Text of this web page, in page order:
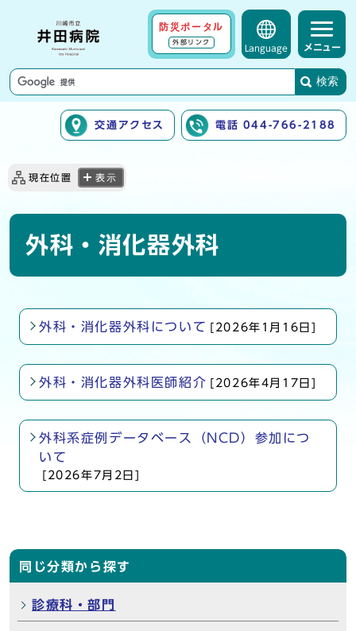
防災ポータル
外部リンク
Language メニュー
検索
交通アクセス 電話 044-766-2188
現在位置 表示
外科・消化器外科
外科・消化器外科について [2026年1月16日]
外科・消化器外科医師紹介 [2026年4月17日]
外科系症例データベース（NCD）参加につ
いて
[2026年7月2日]
同じ分類から探す
診療科・部門